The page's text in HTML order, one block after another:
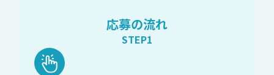
応募の流れ
STEP1